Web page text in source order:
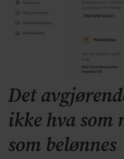
Det
ikke hva som
som belønnes